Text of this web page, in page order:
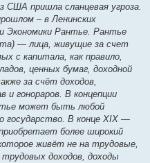
США пришла сланцевая угроза.
– в Ленинских
Экономики Рантье. Рантье
— лица, живущие за счет
с капитала, как правило,
ценных бумаг, доходной
за счёт доходов,
и гонораров. В концепции
может быть любой
государство. В конце XIX —
более широкий
живёт не на трудовые,
доходов, доходы